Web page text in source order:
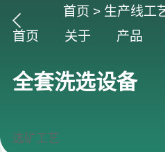
首页 > 生产线工
首页
关于 产品
全套洗选设备
选矿工艺